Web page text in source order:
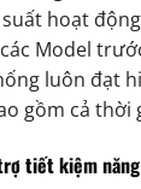
hoạt
Model
luôn đạt
gồm cả thời
tiết kiệm